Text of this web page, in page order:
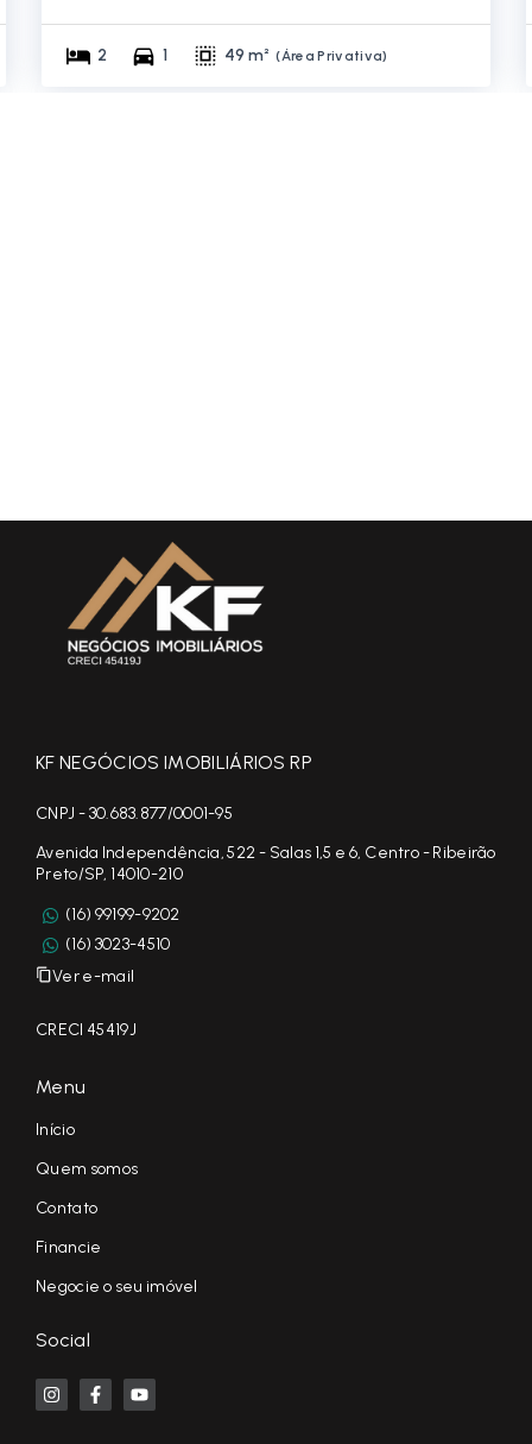
2 1 49 m² (Área Privativa)
KF NEGÓCIOS IMOBILIÁRIOS RP
CNPJ - 30.683.877/0001-95
Avenida Independência, 522 - Salas 1,5 e 6, Centro - Ribeirão
Preto/SP, 14010-210
(16) 99199-9202
(16) 3023-4510
Ver e-mail
CRECI 45419J
Menu
Início
Quem somos
Contato
Financie
Negocie o seu imóvel
Social